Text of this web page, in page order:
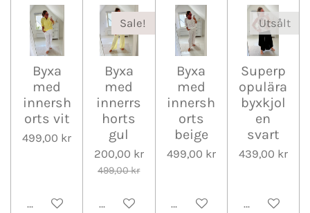
Byxa
med
innersh
orts vit
499,00 kr
Lägg till i varukorg
Sale!
Byxa
med
innerrs
horts
gul
200,00 kr
499,00 kr
Lägg till i varukorg
Byxa
med
innersh
orts
beige
499,00 kr
Lägg till i varukorg
Utsålt
Superp
opulära
byxkjol
en
svart
439,00 kr
Meddela